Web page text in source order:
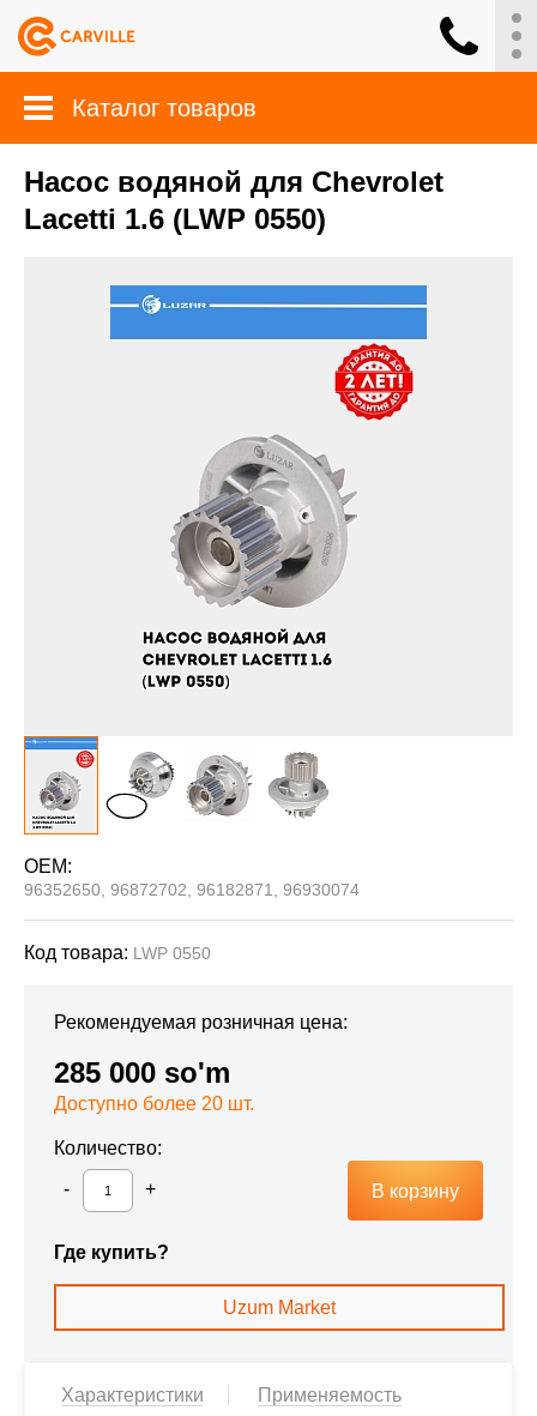
Каталог товаров
Насос водяной для Chevrolet
Lacetti 1.6 (LWP 0550)
OEM:
96352650, 96872702, 96182871, 96930074
Код товара: LWP 0550
Рекомендуемая розничная цена:
285 000 so'm
Доступно более 20 шт.
Количество:
В корзину
Где купить?
Uzum Market
Характеристики Применяемость